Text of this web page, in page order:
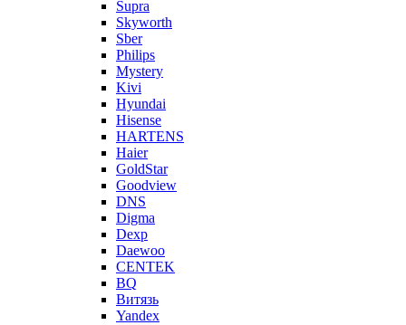
Supra
Skyworth
Sber
Philips
Mystery
Kivi
Hyundai
Hisense
HARTENS
Haier
GoldStar
Goodview
DNS
Digma
Dexp
Daewoo
CENTEK
BQ
Витязь
Yandex